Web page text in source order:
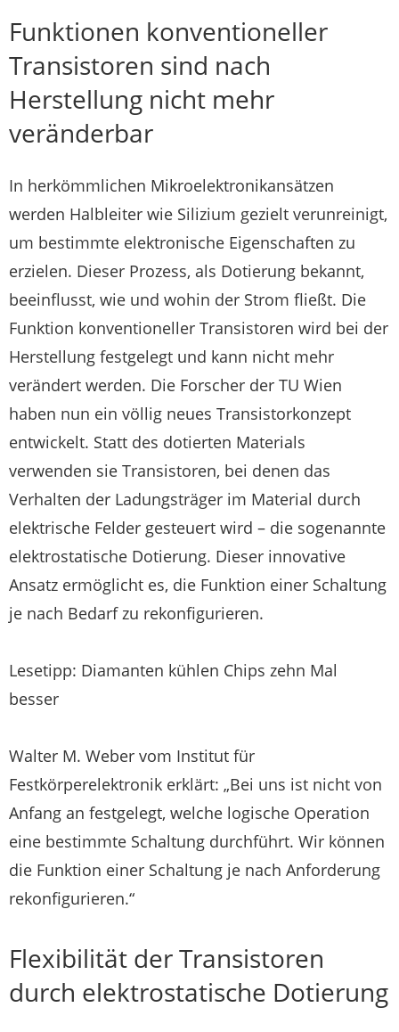
Funktionen konventioneller
Transistoren sind nach
Herstellung nicht mehr
veränderbar
In herkömmlichen Mikroelektronikansätzen
werden Halbleiter wie Silizium gezielt verunreinigt,
um bestimmte elektronische Eigenschaften zu
erzielen. Dieser Prozess, als Dotierung bekannt,
beeinflusst, wie und wohin der Strom fließt. Die
Funktion konventioneller Transistoren wird bei der
Herstellung festgelegt und kann nicht mehr
verändert werden. Die Forscher der TU Wien
haben nun ein völlig neues Transistorkonzept
entwickelt. Statt des dotierten Materials
verwenden sie Transistoren, bei denen das
Verhalten der Ladungsträger im Material durch
elektrische Felder gesteuert wird – die sogenannte
elektrostatische Dotierung. Dieser innovative
Ansatz ermöglicht es, die Funktion einer Schaltung
je nach Bedarf zu rekonfigurieren.
Lesetipp: Diamanten kühlen Chips zehn Mal
besser
Walter M. Weber vom Institut für
Festkörperelektronik erklärt: „Bei uns ist nicht von
Anfang an festgelegt, welche logische Operation
eine bestimmte Schaltung durchführt. Wir können
die Funktion einer Schaltung je nach Anforderung
rekonfigurieren.“
Flexibilität der Transistoren
durch elektrostatische Dotierung